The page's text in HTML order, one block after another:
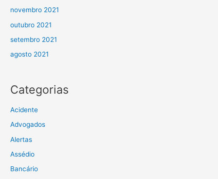
novembro 2021
outubro 2021
setembro 2021
agosto 2021
Categorias
Acidente
Advogados
Alertas
Assédio
Bancário